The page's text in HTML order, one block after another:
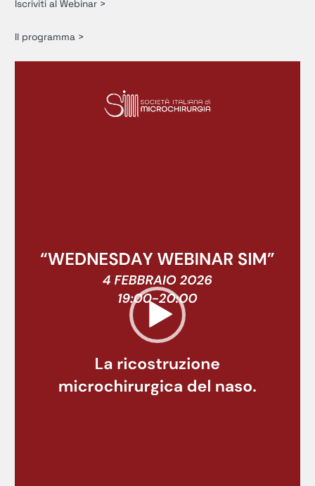
Iscriviti al Webinar >
Il programma >